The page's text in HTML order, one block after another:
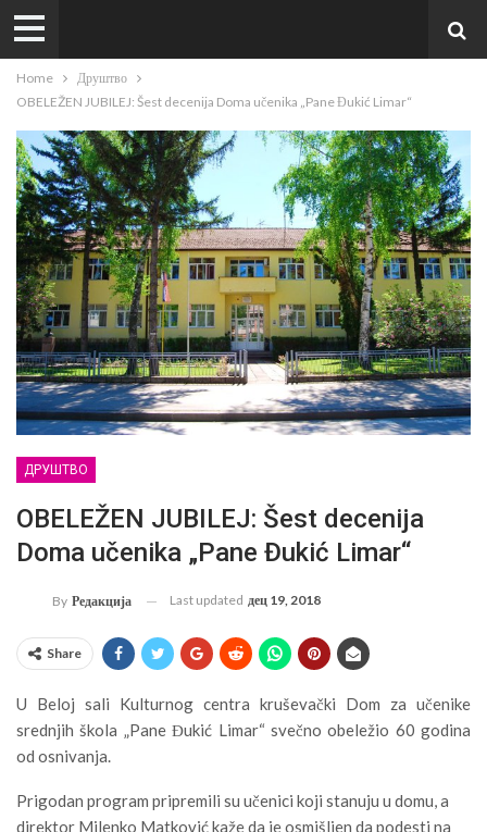
Home
Друштво
OBELEŽEN JUBILEJ: Šest decenija Doma učenika „Pane Đukić Limar“
ДРУШТВО
OBELEŽEN JUBILEJ: Šest decenija
Doma učenika „Pane Đukić Limar“
By Редакција Last updated дец 19, 2018
Share
U Beloj sali Kulturnog centra kruševački Dom za učenike
srednjih škola „Pane Đukić Limar“ svečno obeležio 60 godina
od osnivanja.
Prigodan program pripremili su učenici koji stanuju u domu, a
direktor Milenko Matković kaže da je osmišljen da podesti na